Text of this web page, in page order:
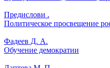
Предислови .
Политическое просвещение
Фадеев Д. А.
Обучение демократии